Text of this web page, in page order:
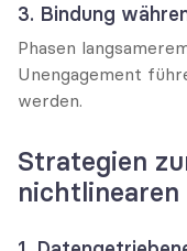
3. Bindung
Phasen
Unengagement
werden.
Strategien